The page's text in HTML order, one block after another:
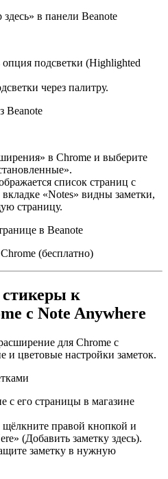
опция подсветки (Highlighted
через палитру.
в Chrome и выберите
список страниц с
«Notes» видны заметки,
страницу.
(бесплатно)
к
с Note Anywhere
для Chrome с
и цветовые настройки заметок.
с его страницы в магазине
щёлкните правой кнопкой и
(Добавить заметку здесь).
заметку в нужную